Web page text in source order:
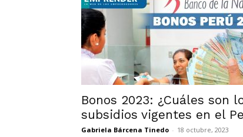
Bonos 2023: ¿Cuáles son
subsidios vigentes en el
Gabriela Bárcena Tinedo - 18 octubre, 2023